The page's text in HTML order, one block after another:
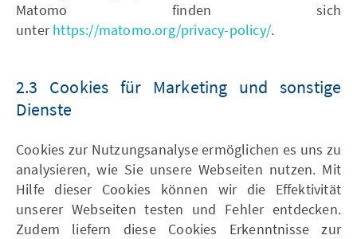
Matomo finden sich
unterhttps://matomo.org/privacy-policy/.
2.3 Cookies für Marketing und sonstige
Dienste
Cookies zur Nutzungsanalyse ermöglichen es uns zu
analysieren, wie Sie unsere Webseiten nutzen. Mit
Hilfe dieser Cookies können wir die Effektivität
unserer Webseiten testen und Fehler entdecken.
Zudem liefern diese Cookies Erkenntnisse zur